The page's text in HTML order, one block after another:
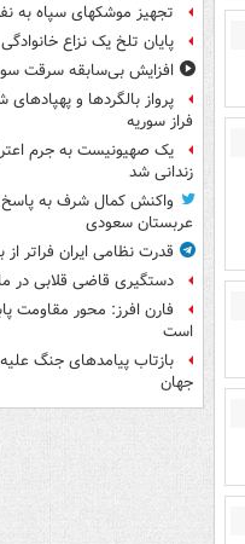
تجهیز موشکهای سپاه به
پایان تلخ یک نزاع
افزایش بی‌سابقه سرقت
پرواز بالگردها و پهپادهای
فراز سوریه
یک صهیونیست به جرم
زندانی شد
واکنش کمال شرف به پاسخ
عربستان سعودی
قدرت نظامی ایران فراتر از
دستگیری قاضی قلابی در
فارن افرز: محور مقاومت
است
بازتاب پیامدهای جنگ
جهان